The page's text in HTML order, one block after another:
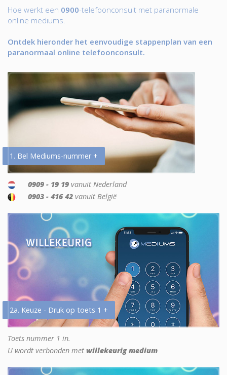
Hoe werkt een 0900-telefoonconsult met paranormale
online mediums.
Ontdek hieronder het eenvoudige stappenplan van een
paranormaal online telefoonconsult.
1. Bel Mediums-nummer +
0909 - 19 19 vanuit Nederland
0903 - 416 42 vanuit België
2a. Keuze - Druk op toets 1 +
Toets nummer 1 in.
U wordt verbonden met willekeurig medium